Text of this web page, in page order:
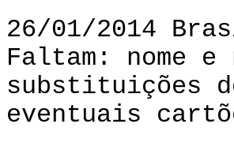
26/01/2014
Faltam: nome
substituições
eventuais